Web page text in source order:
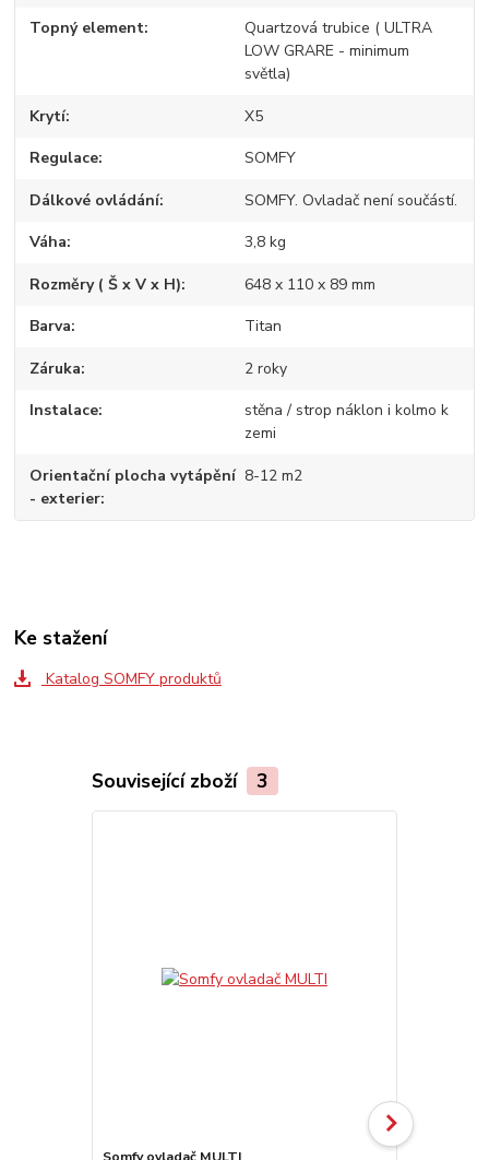
Topný element
Quartzová trubice ( ULTRA
LOW GRARE - minimum
světla)
Krytí X5
Regulace SOMFY
Dálkové ovládání SOMFY. Ovladač není součástí.
Váha 3,8 kg
Rozměry ( Š x V x H) 648 x 110 x 89 mm
Barva Titan
Záruka 2 roky
Instalace
stěna / strop náklon i kolmo k
zemi
Orientační plocha vytápění
- exterier
8-12 m2
Ke stažení
Katalog SOMFY produktů
Související zboží 3